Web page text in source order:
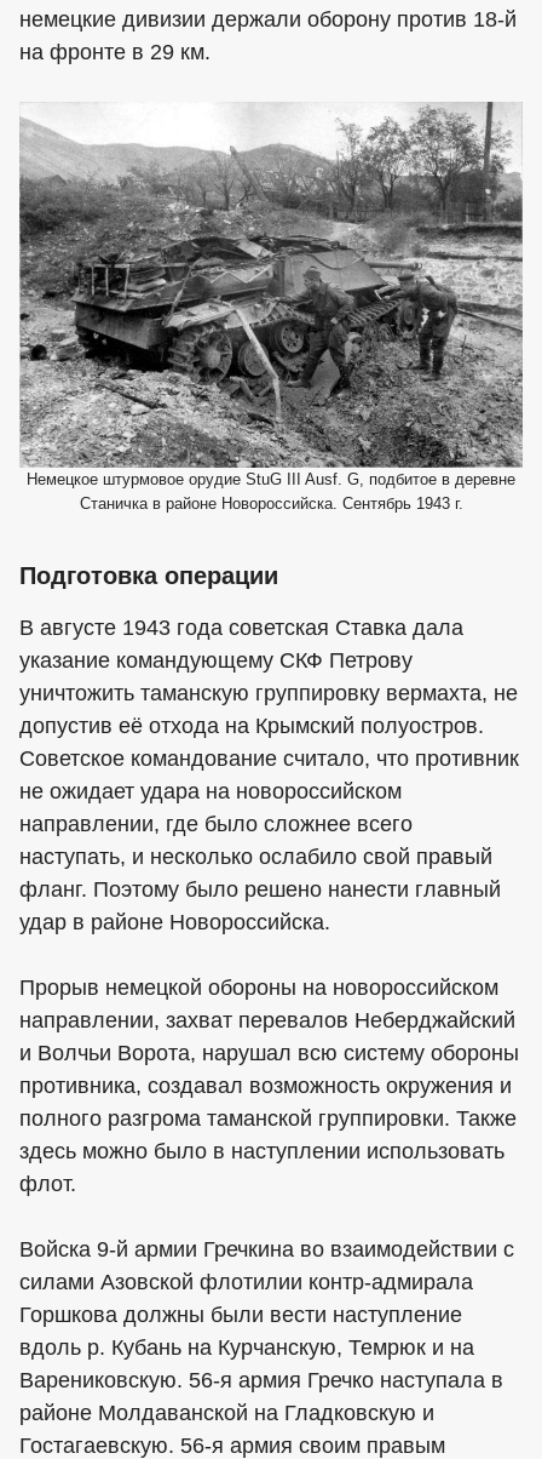
немецкие дивизии держали оборону против 18-й
на фронте в 29 км.
Немецкое штурмовое орудие StuG III Ausf. G, подбитое в деревне
Станичка в районе Новороссийска. Сентябрь 1943 г.
Подготовка операции
В августе 1943 года советская Ставка дала
указание командующему СКФ Петрову
уничтожить таманскую группировку вермахта, не
допустив её отхода на Крымский полуостров.
Советское командование считало, что противник
не ожидает удара на новороссийском
направлении, где было сложнее всего
наступать, и несколько ослабило свой правый
фланг. Поэтому было решено нанести главный
удар в районе Новороссийска.
Прорыв немецкой обороны на новороссийском
направлении, захват перевалов Неберджайский
и Волчьи Ворота, нарушал всю систему обороны
противника, создавал возможность окружения и
полного разгрома таманской группировки. Также
здесь можно было в наступлении использовать
флот.
Войска 9-й армии Гречкина во взаимодействии с
силами Азовской флотилии контр-адмирала
Горшкова должны были вести наступление
вдоль р. Кубань на Курчанскую, Темрюк и на
Варениковскую. 56-я армия Гречко наступала в
районе Молдаванской на Гладковскую и
Гостагаевскую. 56-я армия своим правым